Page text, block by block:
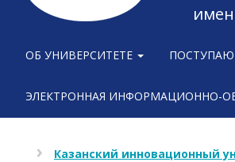
ОБ УНИВЕРСИТЕТЕ
ЭЛЕКТРОННАЯ ИНФОРМАЦИОННО-
Казанский инновационный